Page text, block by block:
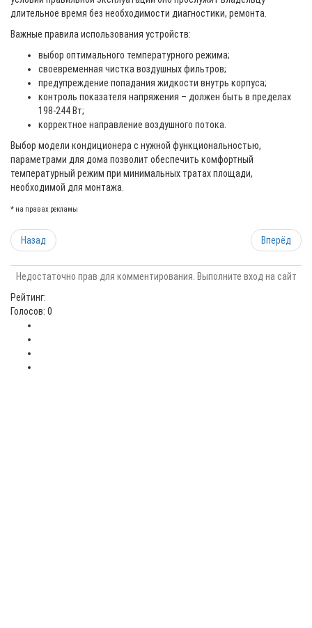
длительное время без необходимости диагностики, ремонта.
Важные правила использования устройств:
выбор оптимального температурного режима;
своевременная чистка воздушных фильтров;
предупреждение попадания жидкости внутрь корпуса;
контроль показателя напряжения – должен быть в пределах
198-244 Вт;
корректное направление воздушного потока.
Выбор модели кондиционера с нужной функциональностью,
параметрами для дома позволит обеспечить комфортный
температурный режим при минимальных тратах площади,
необходимой для монтажа.
* на правах рекламы
Назад Вперёд
Недостаточно прав для комментирования. Выполните вход на сайт
Рейтинг:
Голосов: 0